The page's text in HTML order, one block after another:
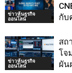
ข่าวหุ้นธุรกิจ
ออนไลน์
กับ
ข่าวหุ้นธุรกิจ
ออนไลน์
สถ
โจ
ผัน